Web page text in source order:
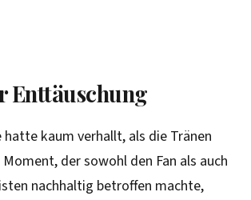
Enttäuschung
hatte kaum verhallt, als die Tränen
der sowohl den Fan als auch
nachhaltig betroffen machte,